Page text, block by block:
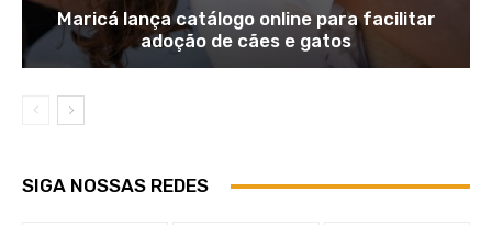
Maricá lança catálogo online para facilitar
adoção de cães e gatos
SIGA NOSSAS REDES